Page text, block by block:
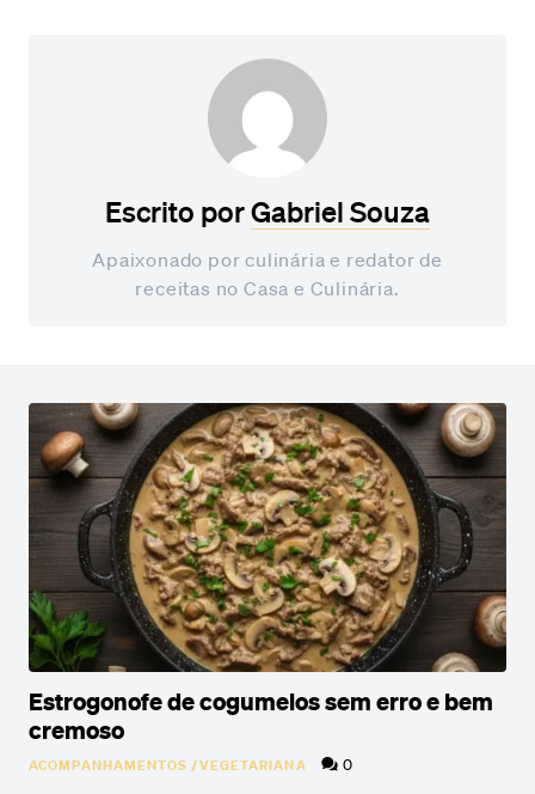
Escrito porGabriel Souza
Apaixonado por culinária e redator de
receitas no Casa e Culinária.
Estrogonofe de cogumelos sem erro e bem
cremoso
ACOMPANHAMENTOS /VEGETARIANA 0